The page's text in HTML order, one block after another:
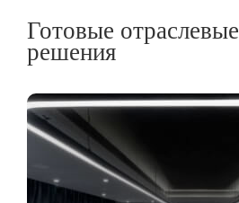
Готовые отраслевые
решения